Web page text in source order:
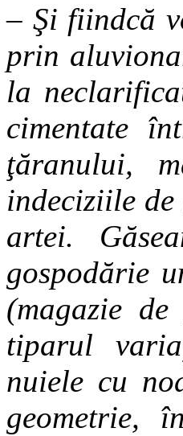
– Şi fiindcă
prin
la
cimentate
ţăranului,
indeciziile
artei.
gospodărie
(magazie
tiparul
nuiele cu
geometrie,